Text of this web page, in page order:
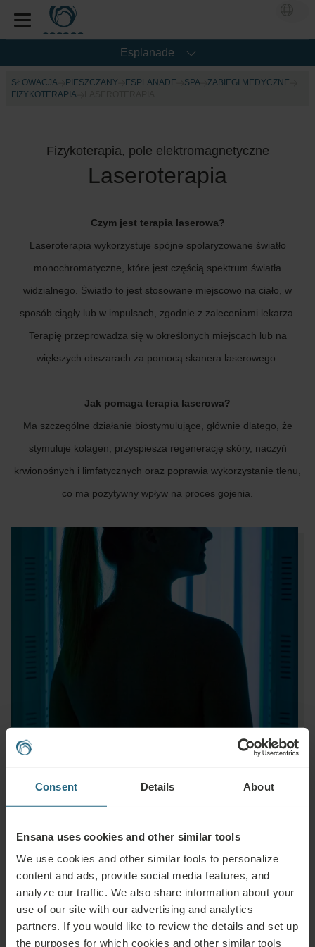
Consent Details About
Ensana uses cookies and other similar tools
We use cookies and other similar tools to personalize
content and ads, provide social media features, and
analyze our traffic. We also share information about your
use of our site with our advertising and analytics
partners. If you would like to review the details and set up
the purposes for which cookies and other similar tools
Esplanade
SŁOWACJA PIESZCZANY ESPLANADE SPA
ZABIEGI MEDYCZNE
FIZYKOTERAPIA
Fizykoterapia, pole elektromagnetyczne
Laseroterapia
Czym jest terapia laserowa?
Laseroterapia wykorzystuje spójne spolaryzowane światło
monochromatyczne, które jest częścią spektrum światła
widzialnego. Światło to jest stosowane miejscowo na ciało, w
sposób ciągły lub w impulsach, zgodnie z zaleceniami lekarza.
Terapię przeprowadza się w określonych miejscach lub na
większych obszarach za pomocą skanera laserowego.
Jak pomaga terapia laserowa?
Ma szczególne działanie biostymulujące, głównie dlatego, że
stymuluje kolagen, przyspiesza regenerację skóry, naczyń
krwionośnych i limfatycznych oraz poprawia wykorzystanie tlenu,
co ma pozytywny wpływ na proces gojenia.
hoteli lub usług Ensana. Pytania i odpowiedzi dotyczące naszego programu
lojalnościowego można znaleźć tutaj.
ZADAJ PYTANIE